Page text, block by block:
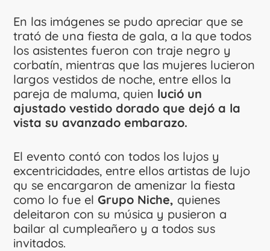
En las imágenes se pudo apreciar que se
trató de una fiesta de gala, a la que todos
los asistentes fueron con traje negro y
corbatín, mientras que las mujeres lucieron
largos vestidos de noche, entre ellos la
pareja de maluma, quien lució un
ajustado vestido dorado que dejó a la
vista su avanzado embarazo.
El evento contó con todos los lujos y
excentricidades, entre ellos artistas de lujo
qu se encargaron de amenizar la fiesta
como lo fue elGrupo Niche, quienes
deleitaron con su música y pusieron a
bailar al cumpleañero y a todos sus
invitados.